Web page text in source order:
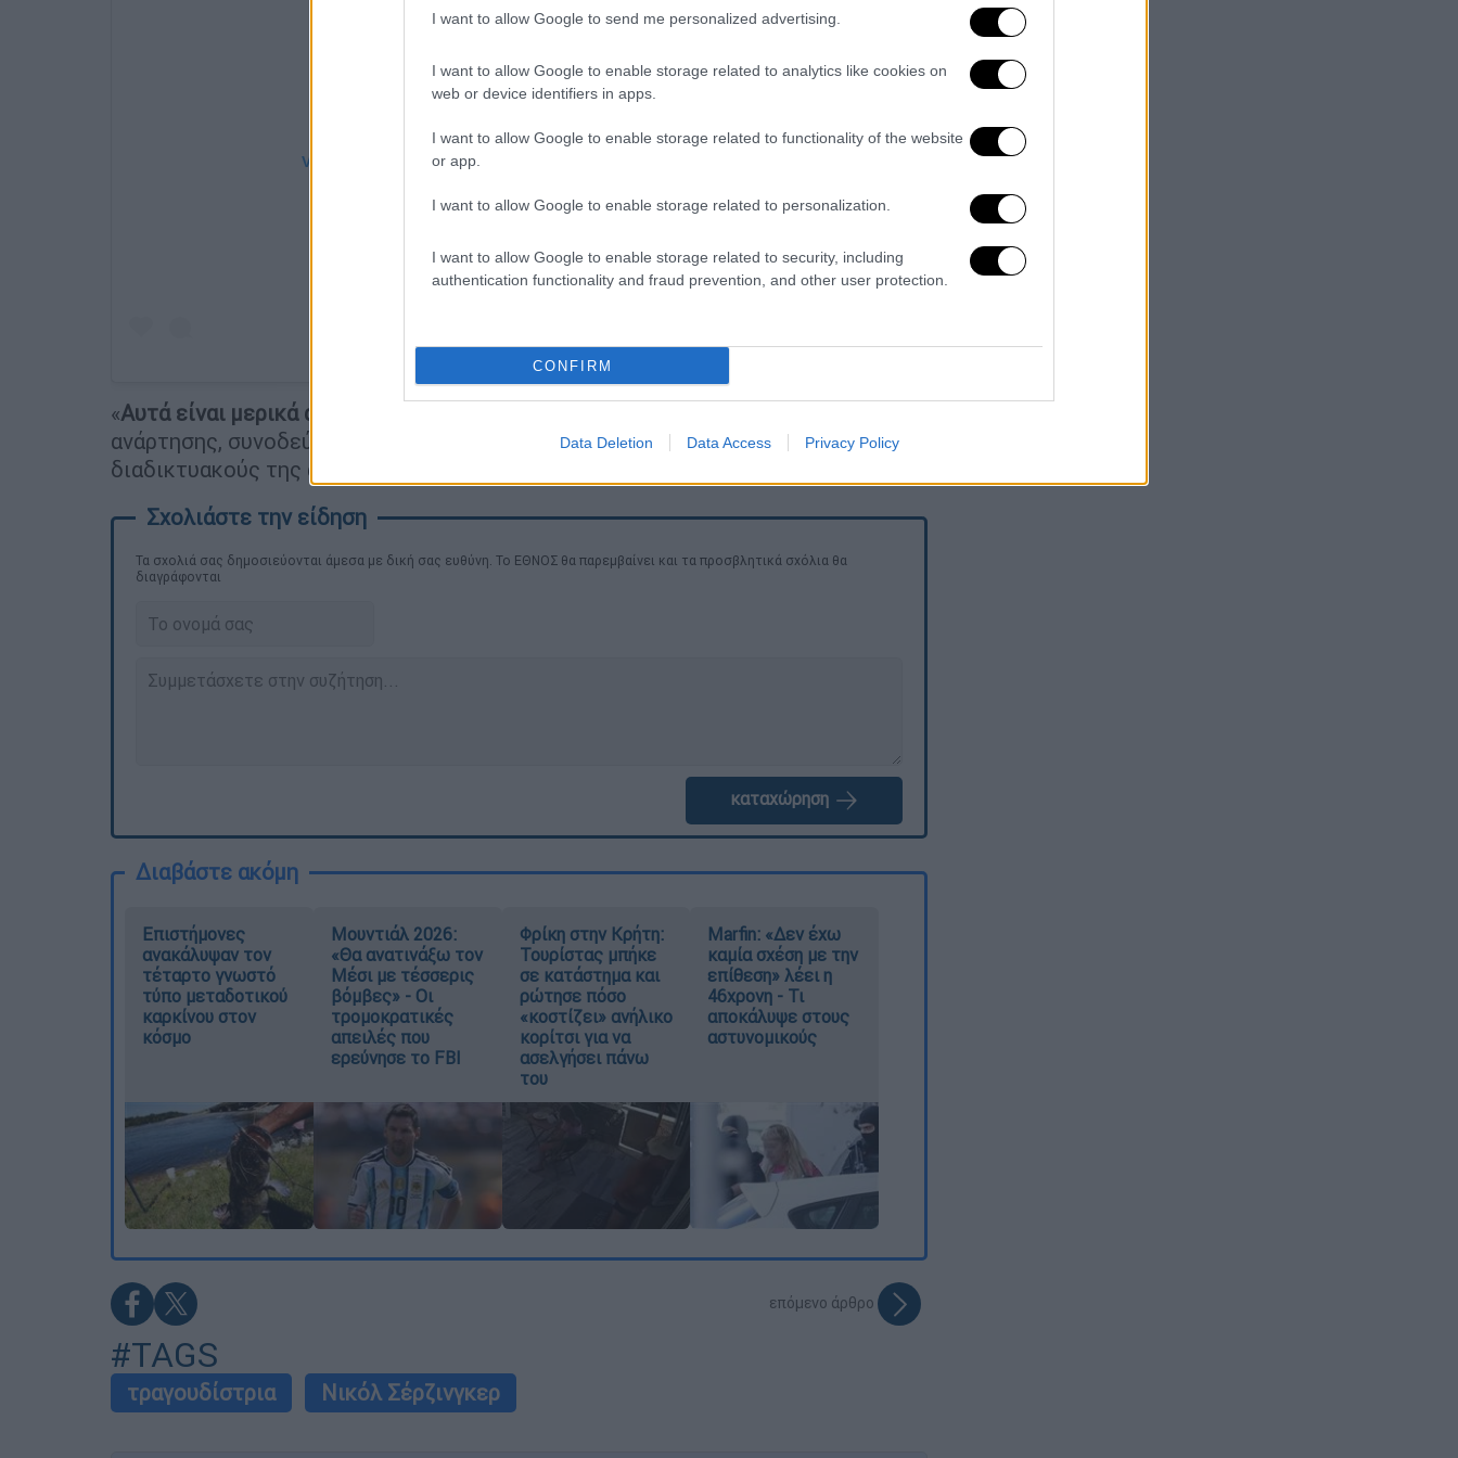
I want to allow Google to send me personalized advertising.
I want to allow Google to enable storage related to analytics like cookies on
web or device identifiers in apps.
I want to allow Google to enable storage related to functionality of the website
or app.
I want to allow Google to enable storage related to personalization.
I want to allow Google to enable storage related to security, including
authentication functionality and fraud prevention, and other user protection.
CONFIRM
Data Deletion Data Access Privacy Policy
View this post on Instagram
«Αυτά είναι μερικά από τα αγαπημένα μου πράγματα
ανάρτησης, συνοδεύοντας το post με στιγμιότυπα που ενθουσίασαν τους
διαδικτυακούς της ακόλουθους.
Τα σχολιά σας δημοσιεύονται άμεσα με δική σας ευθύνη. Το ΕΘΝΟΣ θα παρεμβαίνει και τα προσβλητικά σχόλια θα
διαγράφονται
καταχώρηση
Διαβάστε ακόμη
Επιστήμονες
ανακάλυψαν τον
τέταρτο γνωστό
τύπο μεταδοτικού
καρκίνου στον
κόσμο
Μουντιάλ 2026:
«Θα ανατινάξω τον
Μέσι με τέσσερις
βόμβες» - Οι
τρομοκρατικές
απειλές που
ερεύνησε το FBI
Φρίκη στην Κρήτη:
Τουρίστας μπήκε
σε κατάστημα και
ρώτησε πόσο
«κοστίζει» ανήλικο
κορίτσι για να
ασελγήσει πάνω
του
Marfin: «Δεν έχω
καμία σχέση με την
επίθεση» λέει η
46χρονη - Τι
αποκάλυψε στους
αστυνομικούς
επόμενο άρθρο
#TAGS
τραγουδίστρια Νικόλ Σέρζινγκερ